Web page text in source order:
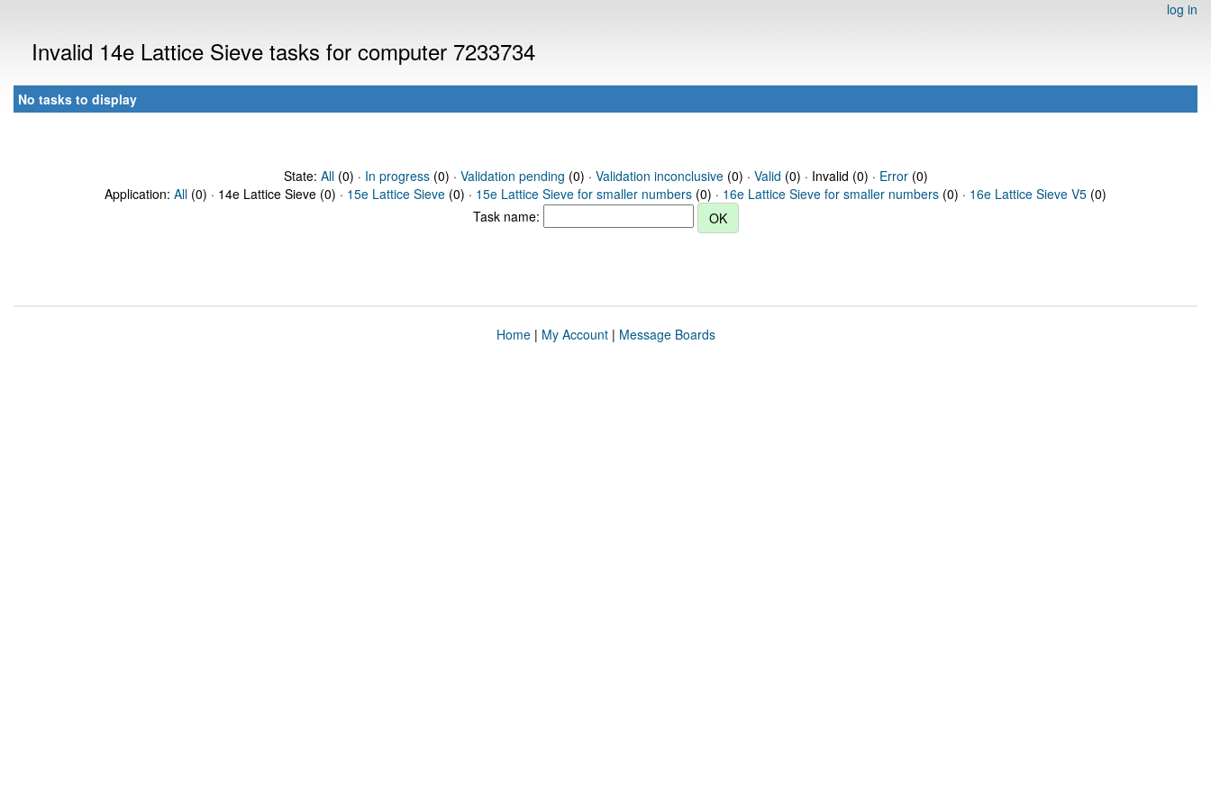
log in
Invalid 14e Lattice Sieve tasks for computer 7233734
No tasks to display
State: All(0) · In progress(0) · Validation pending (0) · Validation inconclusive(0) · Valid (0) · Invalid (0) · Error(0)
Application: All (0) · 14e Lattice Sieve (0) · 15e Lattice Sieve (0) · 15e Lattice Sieve for smaller numbers (0) · 16e Lattice Sieve for smaller numbers (0) · 16e Lattice Sieve V5 (0)
Task name:
Home| My Account| Message Boards